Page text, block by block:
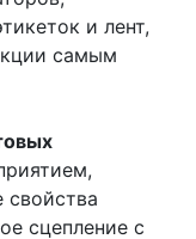
и лент,
самым
свойства
сцепление с